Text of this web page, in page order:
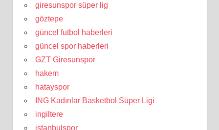
giresunspor süper lig
göztepe
güncel futbol haberleri
güncel spor haberleri
GZT Giresunspor
hakem
hatayspor
ING Kadınlar Basketbol Süper Ligi
ingiltere
istanbulspor